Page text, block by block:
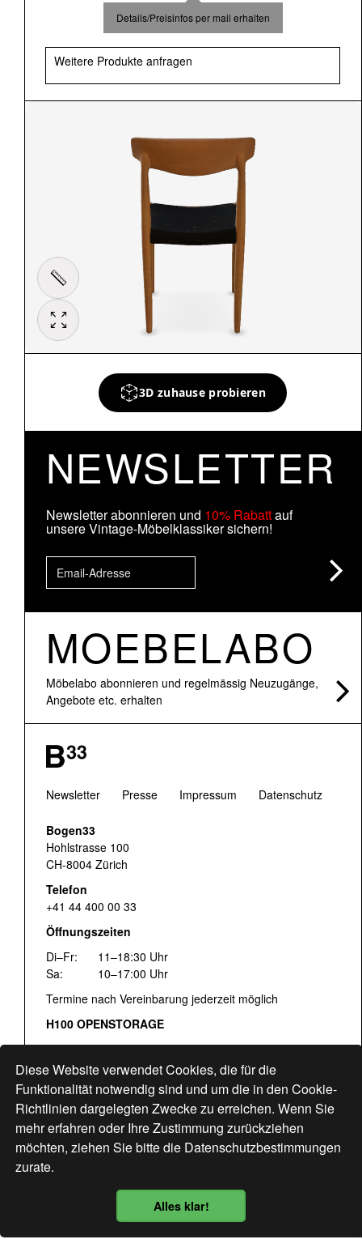
Datenschutzbestimmung
Diese Website verwendet Cookies, die für die
Funktionalität notwendig sind und um die in den Cookie-
Richtlinien dargelegten Zwecke zu erreichen. Wenn Sie
mehr erfahren oder Ihre Zustimmung zurückziehen
möchten, ziehen Sie bitte die Datenschutzbestimmungen
zurate.
Alles klar!
Details/Preisinfos per mail erhalten
Weitere Produkte anfragen
3D zuhause probieren
NEWSLETTER
Newsletter abonnieren und 10% Rabattauf
unsere Vintage-Möbelklassiker sichern!
MOEBELABO
Möbelabo abonnieren und regelmässig Neuzugänge,
Angebote etc. erhalten
Newsletter Presse Impressum Datenschutz
Bogen33
Hohlstrasse 100
CH-8004 Zürich
Telefon
+41 44 400 00 33
Öffnungszeiten
Di–Fr:
11–18:30 Uhr
Sa:
10–17:00 Uhr
Termine nach Vereinbarung jederzeit möglich
H100 OPENSTORAGE
Fr:
16:00–18:30 Uhr
Sa: 12:00–17:00 Uhr
Hohlstrasse 122
www.bogen33.ch